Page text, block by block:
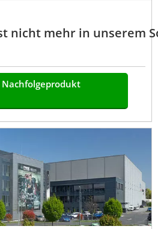
nicht mehr in unserem